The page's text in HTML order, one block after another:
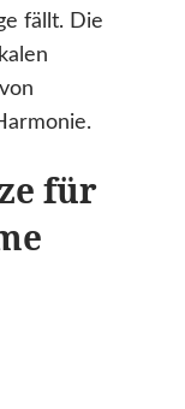
fällt. Die
für